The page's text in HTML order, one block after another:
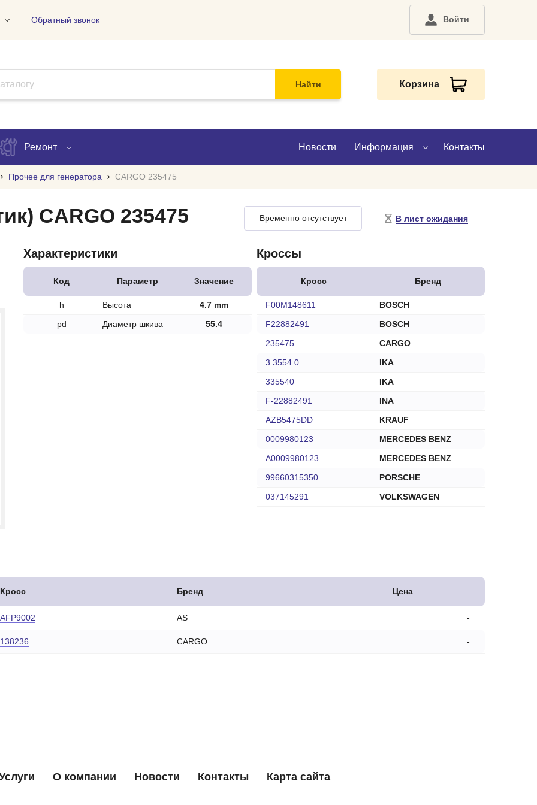
Обратный звонок Войти
Найти Корзина
Ремонт
Проверка ремонта
Новости Информация
Доставка
Контакты
Прочее для генератора CARGO 235475
Временно отсутствует В лист ожидания
CARGO 235475
Характеристики
Код Параметр Значение
h Высота
4.7 mm
pd
Диаметр шкива 55.4
Кроссы
Кросс Бренд
F00M148611
BOSCH
F22882491
BOSCH
235475
CARGO
3.3554.0
IKA
335540
IKA
F-22882491
INA
AZB5475DD
KRAUF
0009980123
MERCEDES BENZ
A0009980123
MERCEDES BENZ
99660315350
PORSCHE
037145291
VOLKSWAGEN
Кросс Бренд Цена
AFP9002 AS -
138236 CARGO -
О компании Новости Контакты Карта сайта